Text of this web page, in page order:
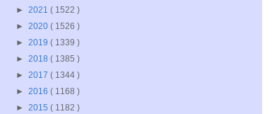
► 2021 ( 1522 )
► 2020 ( 1526 )
► 2019 ( 1339 )
► 2018 ( 1385 )
► 2017 ( 1344 )
► 2016 ( 1168 )
► 2015 ( 1182 )